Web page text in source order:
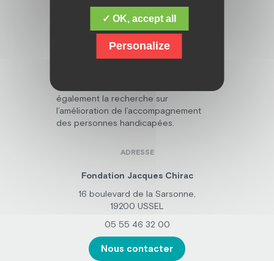
Découvrez la fondation Jacques Chirac,
dont la mission fondamentale est de
en situation de handicap mental,
psychique, polyhandicap, et avec des
également la recherche sur
l’amélioration de l’accompagnement
des personnes handicapées.
ADRESSE
Fondation Jacques Chirac
16 boulevard de la Sarsonne,
19200 USSEL
05 55 46 32 00
Nous contacter
✓ OK, accept all
Personalize